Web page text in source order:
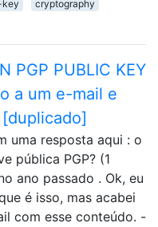
key
cryptography
PGP PUBLIC KEY
a um e-mail e
uma resposta aqui : o
pública PGP? (1
ano passado . Ok, eu
é isso, mas acabei
com esse conteúdo. -